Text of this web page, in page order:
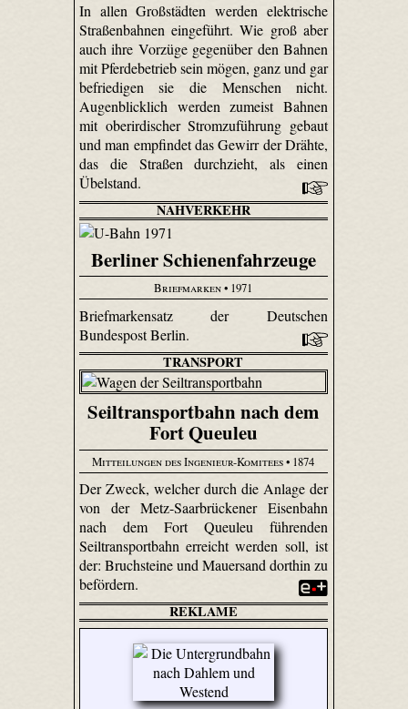
In allen Großstädten werden elektrische
Straßenbahnen eingeführt. Wie groß aber
auch ihre Vorzüge gegenüber den Bahnen
mit Pferdebetrieb sein mögen, ganz und gar
befriedigen sie die Menschen nicht.
Augenblicklich werden zumeist Bahnen
mit oberirdischer Stromzuführung gebaut
und man empfindet das Gewirr der Drähte,
das die Straßen durchzieht, als einen
Übelstand.
NAHVERKEHR
Berliner Schienenfahrzeuge
Briefmarken• 1971
Briefmarkensatz der Deutschen
Bundespost Berlin.
TRANSPORT
Seiltransportbahn nach dem
Fort Queuleu
Mitteilungen des Ingenieur-Komitees• 1874
Der Zweck, welcher durch die Anlage der
von der Metz-Saar­brücke­ner Eisenbahn
nach dem Fort Queuleu führenden
Seiltransportbahn erreicht werden soll, ist
der: Bruchsteine und Mauersand dorthin zu
befördern.
REKLAME